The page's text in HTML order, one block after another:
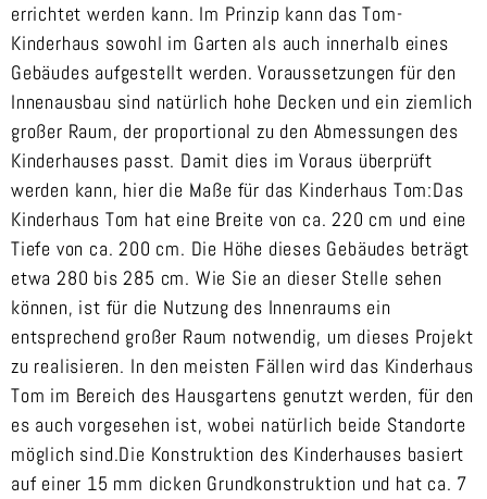
errichtet werden kann. Im Prinzip kann das Tom-
Kinderhaus sowohl im Garten als auch innerhalb eines
Gebäudes aufgestellt werden. Voraussetzungen für den
Innenausbau sind natürlich hohe Decken und ein ziemlich
großer Raum, der proportional zu den Abmessungen des
Kinderhauses passt. Damit dies im Voraus überprüft
werden kann, hier die Maße für das Kinderhaus Tom:Das
Kinderhaus Tom hat eine Breite von ca. 220 cm und eine
Tiefe von ca. 200 cm. Die Höhe dieses Gebäudes beträgt
etwa 280 bis 285 cm. Wie Sie an dieser Stelle sehen
können, ist für die Nutzung des Innenraums ein
entsprechend großer Raum notwendig, um dieses Projekt
zu realisieren. In den meisten Fällen wird das Kinderhaus
Tom im Bereich des Hausgartens genutzt werden, für den
es auch vorgesehen ist, wobei natürlich beide Standorte
möglich sind.Die Konstruktion des Kinderhauses basiert
auf einer 15 mm dicken Grundkonstruktion und hat ca. 7